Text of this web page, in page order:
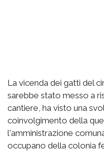
La vicenda dei gatti del
sarebbe stato messo a
cantiere, ha visto una
coinvolgimento della
l'amministrazione
occupano della colonia